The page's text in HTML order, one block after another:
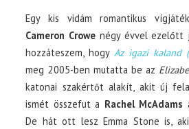
Egy kis vidám romantikus
Cameron Crowe négy évvel ezelőtt
hozzáteszem, hogyAz igazi kaland
meg 2005-ben mutatta be az
katonai szakértőt alakít, akit új
ismét összefut a Rachel McAdams
De hát ott lesz Emma Stone is,